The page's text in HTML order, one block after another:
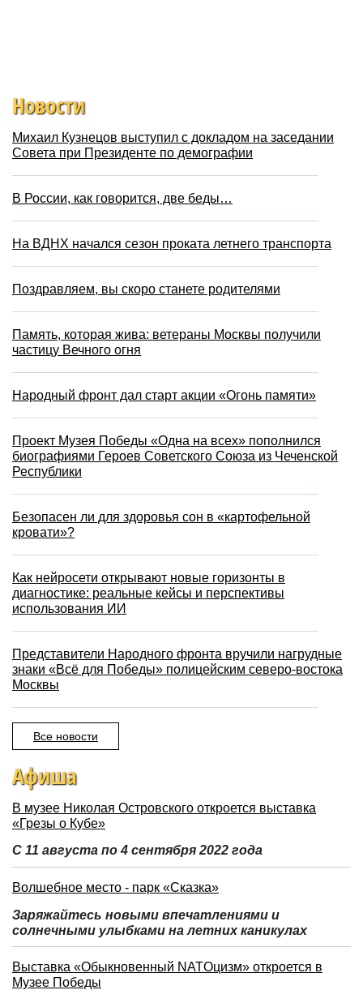
Новости
Михаил Кузнецов выступил с докладом на заседании
Совета при Президенте по демографии
В России, как говорится, две беды…
На ВДНХ начался сезон проката летнего транспорта
Поздравляем, вы скоро станете родителями
Память, которая жива: ветераны Москвы получили
частицу Вечного огня
Народный фронт дал старт акции «Огонь памяти»
Проект Музея Победы «Одна на всех» пополнился
биографиями Героев Советского Союза из Чеченской
Республики
Безопасен ли для здоровья сон в «картофельной
кровати»?
Как нейросети открывают новые горизонты в
диагностике: реальные кейсы и перспективы
использования ИИ
Представители Народного фронта вручили нагрудные
знаки «Всё для Победы» полицейским северо-востока
Москвы
Все новости
Афиша
В музее Николая Островского откроется выставка
«Грезы о Кубе»
С 11 августа по 4 сентября 2022 года
Волшебное место - парк «Сказка»
Заряжайтесь новыми впечатлениями и
солнечными улыбками на летних каникулах
Выставка «Обыкновенный NATOцизм» откроется в
Музее Победы